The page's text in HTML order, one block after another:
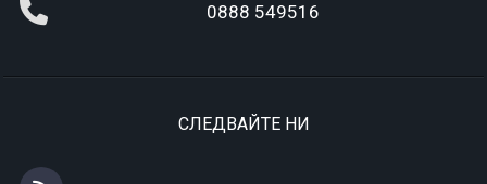
0888 549516
СЛЕДВАЙТЕ НИ